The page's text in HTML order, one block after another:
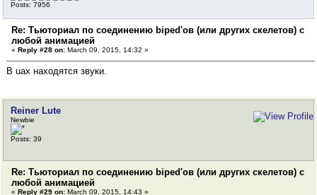
Posts: 7956
Re: Тьюториал по соединению biped'ов (или других скелетов) с
любой анимацией
« Reply #28 on: March 09, 2015, 14:32 »
В uax находятся звуки.
Reiner Lute
Newbie
Posts: 39
Re: Тьюториал по соединению biped'ов (или других скелетов) с
любой анимацией
« Reply #29 on: March 09, 2015, 14:43 »